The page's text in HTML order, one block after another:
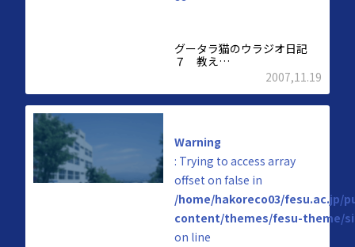
グータラ猫のウラジオ日記
７ 教え…
2007,11.19
Warning
: Trying to access array
offset on false in
/home/hakoreco03/fesu.ac.jp/
content/themes/fesu-theme/
on line